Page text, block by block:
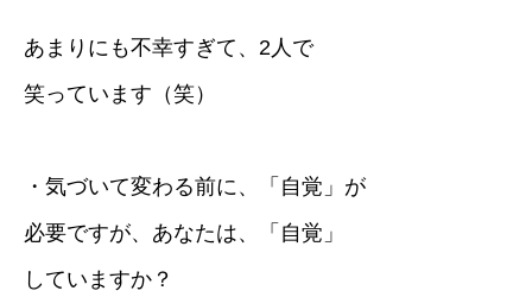
あまりにも不幸すぎて、2人で
笑っています（笑）
・気づいて変わる前に、「自覚」が
必要ですが、あなたは、「自覚」
していますか？